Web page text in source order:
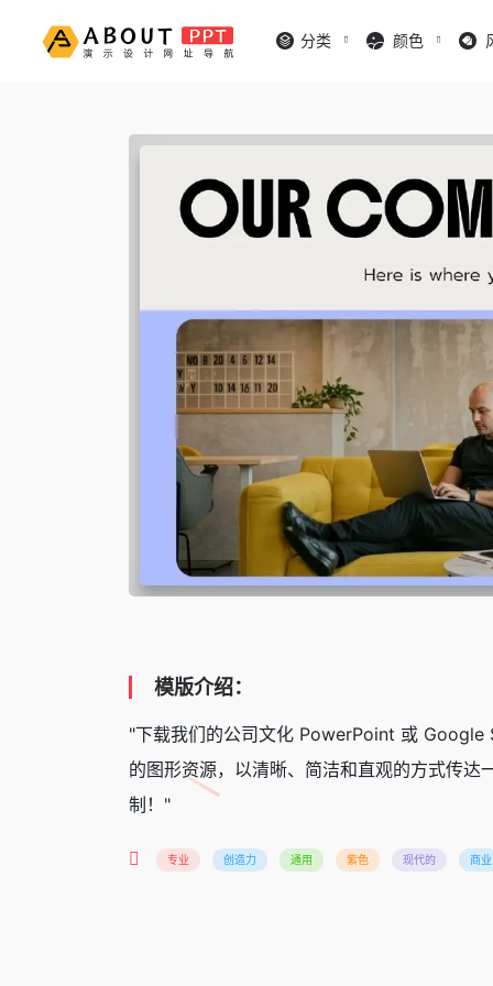
分类 颜色
模版介绍：
"下载我们的公司文化 PowerPoint 或 Google
的图形资源，以清晰、简洁和直观的方式传
制！"
专业 创造力 通用 紫色 现代的 商业